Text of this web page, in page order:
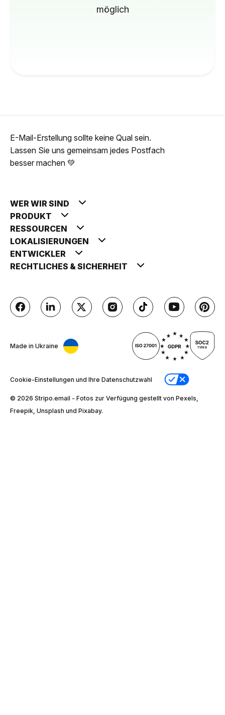
möglich
E-Mail-Erstellung sollte keine Qual sein.
Lassen Sie uns gemeinsam jedes Postfach
besser machen 💚
WER WIR SIND
PRODUKT
RESSOURCEN
LOKALISIERUNGEN
ENTWICKLER
RECHTLICHES & SICHERHEIT
Made in Ukraine
Cookie-Einstellungen und Ihre Datenschutzwahl
© 2026 Stripо.email - Fotos zur Verfügung gestellt von Pexels,
Freepik, Unsplash und Pixabay.